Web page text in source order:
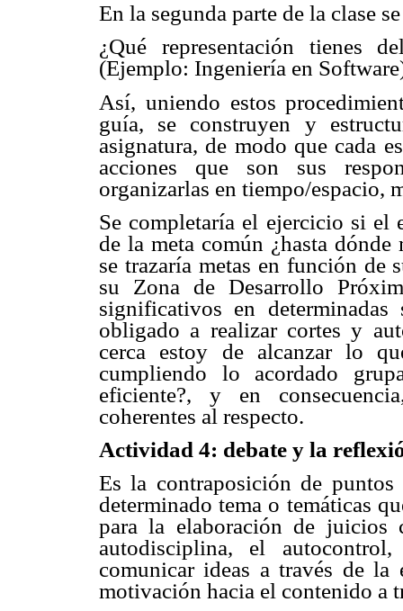
En la segunda parte de la clase
¿Qué representación tienes
(Ejemplo: Ingeniería en
Así, uniendo estos
guía, se construyen y
asignatura, de modo que cada
acciones que son sus
organizarlas en tiempo/espacio,
Se completaría el ejercicio si el
de la meta común ¿hasta
se trazaría metas en función de
su Zona de Desarrollo
significativos en
obligado a realizar cortes y
cerca estoy de alcanzar lo
cumpliendo lo acordado
eficiente?, y en
coherentes al respecto.
Actividad 4: debate y la
Es la contraposición de
determinado tema o temáticas
para la elaboración de
autodisciplina, el
comunicar ideas a través de
motivación hacia el contenido a